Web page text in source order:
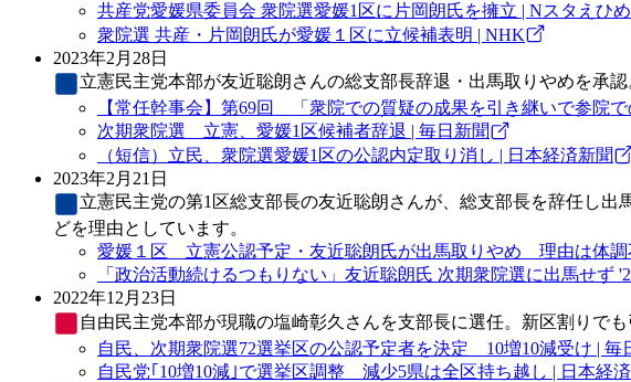
共産党愛媛県委員会 衆院選愛媛1区に片岡朗氏を擁立 | Nスタえひめ
衆院選 共産・片岡朗氏が愛媛１区に立候補表明 | NHK
2023年2月28日
立憲民主党本部が友近聡朗さんの総支部長辞退・出馬取りやめを承認
【常任幹事会】第69回 「衆院での質疑の成果を引き継いで参院
次期衆院選 立憲、愛媛1区候補者辞退 | 毎日新聞
（短信）立民、衆院選愛媛1区の公認内定取り消し | 日本経済新聞
2023年2月21日
立憲民主党の第1区総支部長の友近聡朗さんが、総支部長を辞任し出
どを理由としています。
愛媛１区 立憲公認予定・友近聡朗氏が出馬取りやめ 理由は体調
「政治活動続けるつもりない」友近聡朗氏 次期衆院選に出馬せず
2022年12月23日
自由民主党本部が現職の塩崎彰久さんを支部長に選任。新区割りで
自民、次期衆院選72選挙区の公認予定者を決定 10増10減受け | 毎
自民党｢10増10減｣で選挙区調整 減少5県は全区持ち越し | 日本経